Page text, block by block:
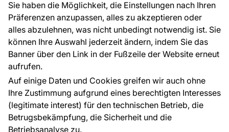
Sie haben die Möglichkeit, die Einstellungen nach Ihren
Präferenzen anzupassen, alles zu akzeptieren oder
alles abzulehnen, was nicht unbedingt notwendig ist. Sie
können Ihre Auswahl jederzeit ändern, indem Sie das
Banner über den Link in der Fußzeile der Website erneut
aufrufen.
Auf einige Daten und Cookies greifen wir auch ohne
Ihre Zustimmung aufgrund eines berechtigten Interesses
(legitimate interest) für den technischen Betrieb, die
Betrugsbekämpfung, die Sicherheit und die
Betriebsanalyse zu.
+49 781 95633072
service@tapeteneshop.de
Zahlungsarten:
Die Zahlungen werden geleistet von: